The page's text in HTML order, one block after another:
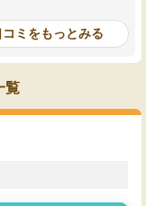
問できるのでとても助か
ミをもっとみる
覧